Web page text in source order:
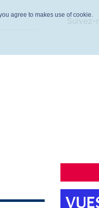
agree to makes use of cookie.